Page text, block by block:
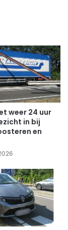
weer 24 uur
in bij
en